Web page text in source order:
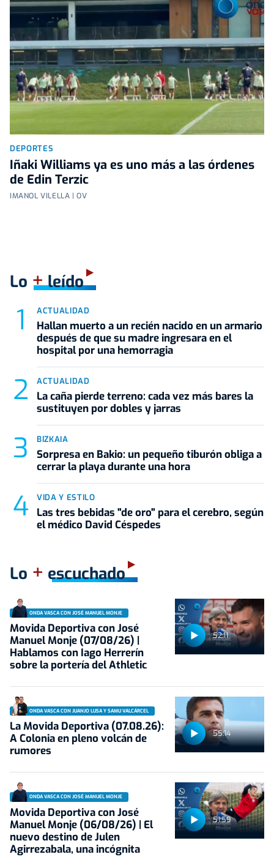
DEPORTES
Iñaki Williams ya es uno más a las órdenes
de Edin Terzic
IMANOL VILELLA | OV
Lo +leído
ACTUALIDAD
Hallan muerto a un recién nacido en un armario
después de que su madre ingresara en el
hospital por una hemorragia
ACTUALIDAD
La caña pierde terreno: cada vez más bares la
sustituyen por dobles y jarras
BIZKAIA
Sorpresa en Bakio: un pequeño tiburón obliga a
cerrar la playa durante una hora
VIDA Y ESTILO
Las tres bebidas "de oro" para el cerebro, según
el médico David Céspedes
Lo + escuchado
52:11
ONDA VASCA CON JOSÉ MANUEL MONJE
Movida Deportiva con José
Manuel Monje (07/08/26) |
Hablamos con Iago Herrerín
sobre la portería del Athletic
55:14
ONDA VASCA CON JUANJO LUSA Y SAMU VALCÁRCEL
La Movida Deportiva (07.08.26):
A Colonia en pleno volcán de
rumores
51:59
ONDA VASCA CON JOSÉ MANUEL MONJE
Movida Deportiva con José
Manuel Monje (06/08/26) | El
nuevo destino de Julen
Agirrezabala, una incógnita